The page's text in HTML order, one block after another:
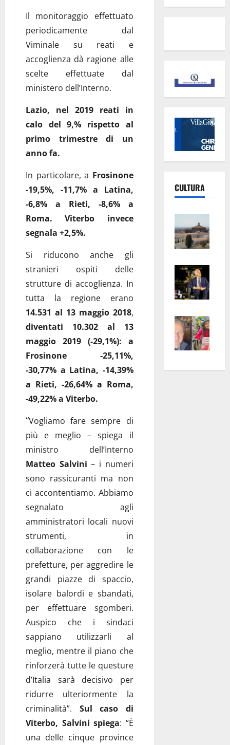
Il monitoraggio effettuato
periodicamente dal
Viminale su reati e
accoglienza dà ragione alle
scelte effettuate dal
ministero dell’Interno.
Lazio, nel 2019 reati in
calo del 9,% rispetto al
primo trimestre di un
anno fa.
In particolare, a Frosinone
-19,5%, -11,7% a Latina,
-6,8% a Rieti, -8,6% a
Roma. Viterbo invece
segnala +2,5%.
Si riducono anche gli
stranieri ospiti delle
strutture di accoglienza. In
tutta la regione erano
14.531 al 13 maggio 2018,
diventati 10.302 al 13
maggio 2019 (-29,1%): a
Frosinone -25,11%,
-30,77% a Latina, -14,39%
a Rieti, -26,64% a Roma,
-49,22% a Viterbo.
“Vogliamo fare sempre di
più e meglio – spiega il
ministro dell’Interno
Matteo Salvini – i numeri
sono rassicuranti ma non
ci accontentiamo. Abbiamo
segnalato agli
amministratori locali nuovi
strumenti, in
collaborazione con le
prefetture, per aggredire le
grandi piazze di spaccio,
isolare balordi e sbandati,
per effettuare sgomberi.
Auspico che i sindaci
sappiano utilizzarli al
meglio, mentre il piano che
rinforzerà tutte le questure
d’Italia sarà decisivo per
ridurre ulteriormente la
criminalità”. Sul caso di
Viterbo, Salvini spiega: “È
una delle cinque province
CULTURA
euro
apre